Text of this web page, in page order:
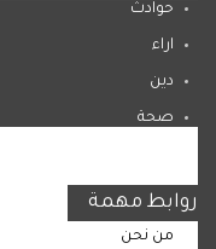
حوادث
اراء
دين
صحة
روابط مهمة
من نحن